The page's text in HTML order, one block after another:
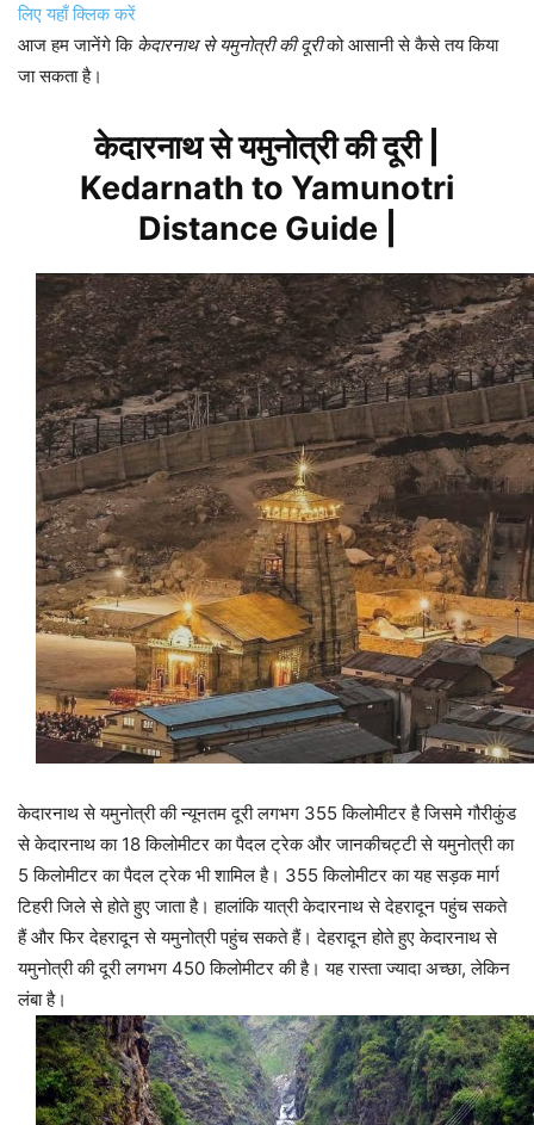
लिए यहाँ क्लिक करें
आज हम जानेंगे कि केदारनाथ से यमुनोत्री की दूरीको आसानी से कैसे तय किया
जा सकता है।
केदारनाथ से यमुनोत्री की दूरी |
Kedarnath to Yamunotri
Distance Guide |
केदारनाथ से यमुनोत्री की न्यूनतम दूरी लगभग 355 किलोमीटर है जिसमे गौरीकुंड
से केदारनाथ का 18 किलोमीटर का पैदल ट्रेक और जानकीचट्टी से यमुनोत्री का
5 किलोमीटर का पैदल ट्रेक भी शामिल है। 355 किलोमीटर का यह सड़क मार्ग
टिहरी जिले से होते हुए जाता है। हालांकि यात्री केदारनाथ से देहरादून पहुंच सकते
हैं और फिर देहरादून से यमुनोत्री पहुंच सकते हैं। देहरादून होते हुए केदारनाथ से
यमुनोत्री की दूरी लगभग 450 किलोमीटर की है। यह रास्ता ज्यादा अच्छा, लेकिन
लंबा है।